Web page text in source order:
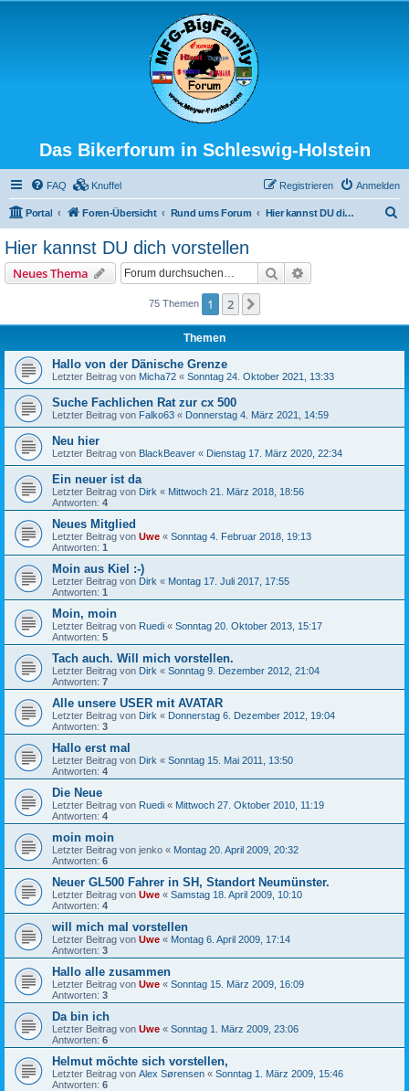
Das Bikerforum in Schleswig-Holstein
FAQ Knuffel Anmelden
Registrieren
Portal Foren-Übersicht Rund ums Forum Hier kannst DU dich vorstellen
Hier kannst DU dich vorstellen
Neues Thema Suche
75 Themen 1 2
Themen
Hallo von der Dänische Grenze
Letzter Beitrag von Micha72 « Sonntag 24. Oktober 2021, 13:33
Suche Fachlichen Rat zur cx 500
Letzter Beitrag von Falko63 « Donnerstag 4. März 2021, 14:59
Neu hier
Letzter Beitrag von BlackBeaver « Dienstag 17. März 2020, 22:34
Ein neuer ist da
Letzter Beitrag von Dirk « Mittwoch 21. März 2018, 18:56
Antworten: 4
Neues Mitglied
Letzter Beitrag von Uwe « Sonntag 4. Februar 2018, 19:13
Antworten: 1
Moin aus Kiel :-)
Letzter Beitrag von Dirk « Montag 17. Juli 2017, 17:55
Antworten: 1
Moin, moin
Letzter Beitrag von Ruedi « Sonntag 20. Oktober 2013, 15:17
Antworten: 5
Tach auch. Will mich vorstellen.
Letzter Beitrag von Dirk « Sonntag 9. Dezember 2012, 21:04
Antworten: 7
Alle unsere USER mit AVATAR
Letzter Beitrag von Dirk « Donnerstag 6. Dezember 2012, 19:04
Antworten: 3
Hallo erst mal
Letzter Beitrag von Dirk « Sonntag 15. Mai 2011, 13:50
Antworten: 4
Die Neue
Letzter Beitrag von Ruedi « Mittwoch 27. Oktober 2010, 11:19
Antworten: 4
moin moin
Letzter Beitrag von jenko « Montag 20. April 2009, 20:32
Antworten: 6
Neuer GL500 Fahrer in SH, Standort Neumünster.
Letzter Beitrag von Uwe « Samstag 18. April 2009, 10:10
Antworten: 4
will mich mal vorstellen
Letzter Beitrag von Uwe « Montag 6. April 2009, 17:14
Antworten: 3
Hallo alle zusammen
Letzter Beitrag von Uwe « Sonntag 15. März 2009, 16:09
Antworten: 3
Da bin ich
Letzter Beitrag von Uwe « Sonntag 1. März 2009, 23:06
Antworten: 6
Helmut möchte sich vorstellen,
Letzter Beitrag von Alex Sørensen « Sonntag 1. März 2009, 15:46
Antworten: 6